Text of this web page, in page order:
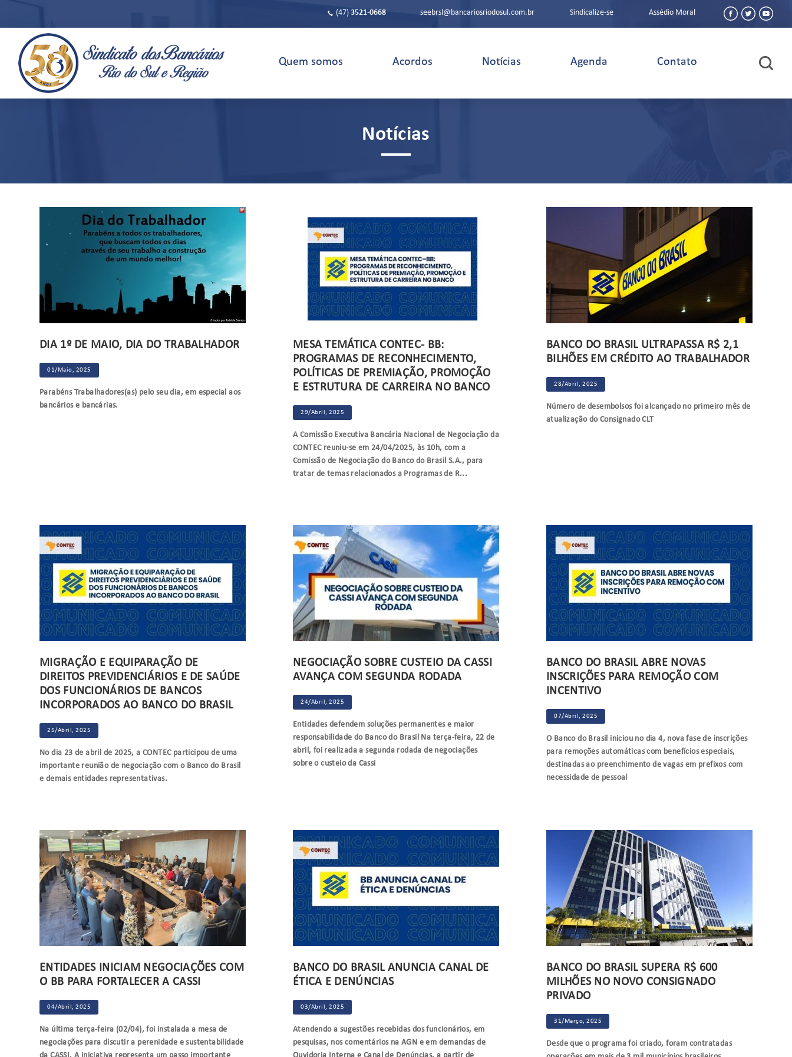
(47) 3521-0668 seebrsl@bancariosriodosul.com.br Sindicalize-se Assédio Moral
Quem somos Acordos Notícias Agenda Contato
Notícias
DIA 1º DE MAIO, DIA DO TRABALHADOR
01/Maio, 2025
Parabéns Trabalhadores(as) pelo seu dia, em especial aos
bancários e bancárias.
MESA TEMÁTICA CONTEC- BB:
PROGRAMAS DE RECONHECIMENTO,
POLÍTICAS DE PREMIAÇÃO, PROMOÇÃO
E ESTRUTURA DE CARREIRA NO BANCO
29/Abril, 2025
A Comissão Executiva Bancária Nacional de Negociação da
CONTEC reuniu-se em 24/04/2025, às 10h, com a
Comissão de Negociação do Banco do Brasil S.A., para
tratar de temas relacionados a Programas de R...
BANCO DO BRASIL ULTRAPASSA R$ 2,1
BILHÕES EM CRÉDITO AO TRABALHADOR
28/Abril, 2025
Número de desembolsos foi alcançado no primeiro mês de
atualização do Consignado CLT
MIGRAÇÃO E EQUIPARAÇÃO DE
DIREITOS PREVIDENCIÁRIOS E DE SAÚDE
DOS FUNCIONÁRIOS DE BANCOS
INCORPORADOS AO BANCO DO BRASIL
25/Abril, 2025
No dia 23 de abril de 2025, a CONTEC participou de uma
importante reunião de negociação com o Banco do Brasil
e demais entidades representativas.
NEGOCIAÇÃO SOBRE CUSTEIO DA CASSI
AVANÇA COM SEGUNDA RODADA
24/Abril, 2025
Entidades defendem soluções permanentes e maior
responsabilidade do Banco do Brasil Na terça-feira, 22 de
abril, foi realizada a segunda rodada de negociações
sobre o custeio da Cassi
BANCO DO BRASIL ABRE NOVAS
INSCRIÇÕES PARA REMOÇÃO COM
INCENTIVO
07/Abril, 2025
O Banco do Brasil iniciou no dia 4, nova fase de inscrições
para remoções automáticas com benefícios especiais,
destinadas ao preenchimento de vagas em prefixos com
necessidade de pessoal
ENTIDADES INICIAM NEGOCIAÇÕES COM
O BB PARA FORTALECER A CASSI
04/Abril, 2025
Na última terça-feira (02/04), foi instalada a mesa de
negociações para discutir a perenidade e sustentabilidade
BANCO DO BRASIL ANUNCIA CANAL DE
ÉTICA E DENÚNCIAS
03/Abril, 2025
Atendendo a sugestões recebidas dos funcionários, em
pesquisas, nos comentários na AGN e em demandas de
BANCO DO BRASIL SUPERA R$ 600
MILHÕES NO NOVO CONSIGNADO
PRIVADO
31/Março, 2025
Desde que o programa foi criado, foram contratadas